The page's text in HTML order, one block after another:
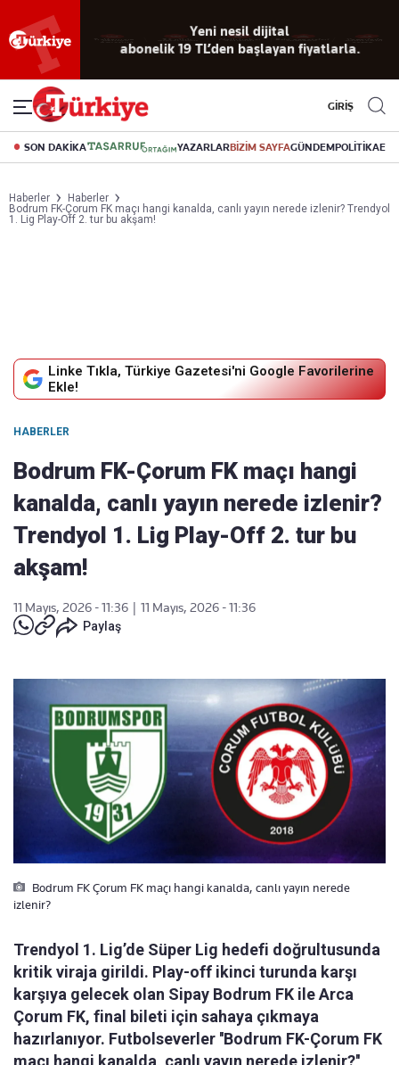
Yeni nesil dijital
abonelik 19 TL’den başlayan fiyatlarla.
GİRİŞ
SON DAKİKA YAZARLARBİZİM SAYFAGÜNDEMPOLİTİKA
Haberler
Haberler
Bodrum FK-Çorum FK maçı hangi kanalda, canlı yayın nerede izlenir? Trendyol
1. Lig Play-Off 2. tur bu akşam!
Linke Tıkla, Türkiye Gazetesi'ni Google Favorilerine
Ekle!
HABERLER
Bodrum FK-Çorum FK maçı hangi
kanalda, canlı yayın nerede izlenir?
Trendyol 1. Lig Play-Off 2. tur bu
akşam!
11 Mayıs, 2026 - 11:36
11 Mayıs, 2026 - 11:36
Paylaş
Bodrum FK Çorum FK maçı hangi kanalda, canlı yayın nerede
izlenir?
Trendyol 1. Lig’de Süper Lig hedefi doğrultusunda
kritik viraja girildi. Play-off ikinci turunda karşı
karşıya gelecek olan Sipay Bodrum FK ile Arca
Çorum FK, final bileti için sahaya çıkmaya
hazırlanıyor. Futbolseverler ''Bodrum FK-Çorum FK
maçı hangi kanalda, canlı yayın nerede izlenir?''